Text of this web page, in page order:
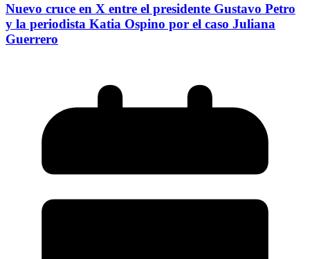
Nuevo cruce en X entre el presidente Gustavo Petro
y la periodista Katia Ospino por el caso Juliana
Guerrero